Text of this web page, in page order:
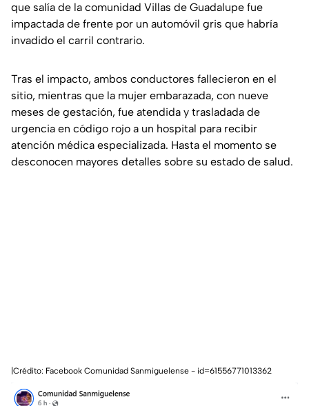
que salía de la comunidad Villas de Guadalupe fue
impactada de frente por un automóvil gris que habría
invadido el carril contrario.
Tras el impacto, ambos conductores fallecieron en el
sitio, mientras que la mujer embarazada, con nueve
meses de gestación, fue atendida y trasladada de
urgencia en código rojo a un hospital para recibir
atención médica especializada. Hasta el momento se
desconocen mayores detalles sobre su estado de salud.
|Crédito: Facebook Comunidad Sanmiguelense - id=61556771013362